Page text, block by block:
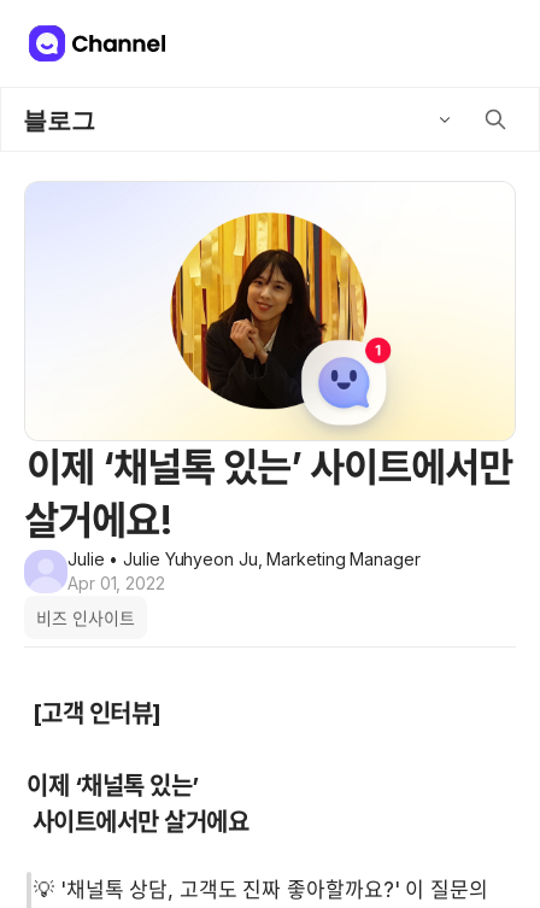
블로그
이제 ‘채널톡 있는’ 사이트에서만
살거에요!
Julie • Julie Yuhyeon Ju, Marketing Manager
Apr 01, 2022
비즈 인사이트
이제 ‘채널톡 있는’
사이트에서만 살거에요
💡 '채널톡 상담, 고객도 진짜 좋아할까요?' 이 질문의